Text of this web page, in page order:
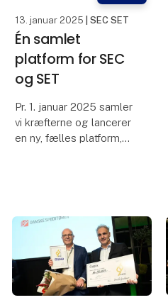
13. januar 2025 | SEC SET
Én samlet
platform for SEC
og SET
Pr. 1. januar 2025 samler
vi kræfterne og lancerer
en ny, fælles platform,
brugervenlig
forhandlerwebshop, der
sikrer jer et endn